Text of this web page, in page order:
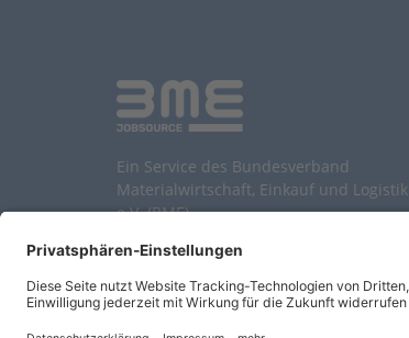
Ein Service des Bundesverband
Materialwirtschaft, Einkauf und Logistik
e.V. (BME)